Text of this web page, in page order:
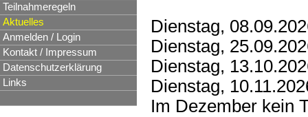
Teilnahmeregeln
Aktuelles
Anmelden / Login
Kontakt / Impressum
Datenschutzerklärung
Links
Dienstag,
Dienstag,
Dienstag,
Dienstag,
Im Dezember kein